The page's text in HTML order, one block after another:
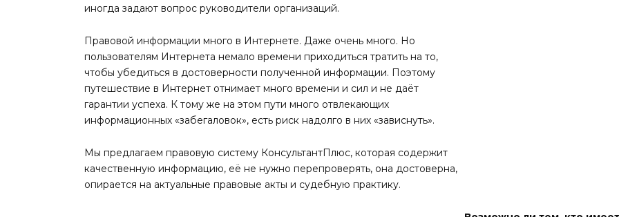
иногда задают вопрос руководители организаций.
Правовой информации много в Интернете. Даже очень много. Но
пользователям Интернета немало времени приходиться тратить на то,
чтобы убедиться в достоверности полученной информации. Поэтому
путешествие в Интернет отнимает много времени и сил и не даёт
гарантии успеха. К тому же на этом пути много отвлекающих
информационных «забегаловок», есть риск надолго в них «зависнуть».
Мы предлагаем правовую систему КонсультантПлюс, которая содержит
качественную информацию, её не нужно перепроверять, она достоверна,
опирается на актуальные правовые акты и судебную практику.